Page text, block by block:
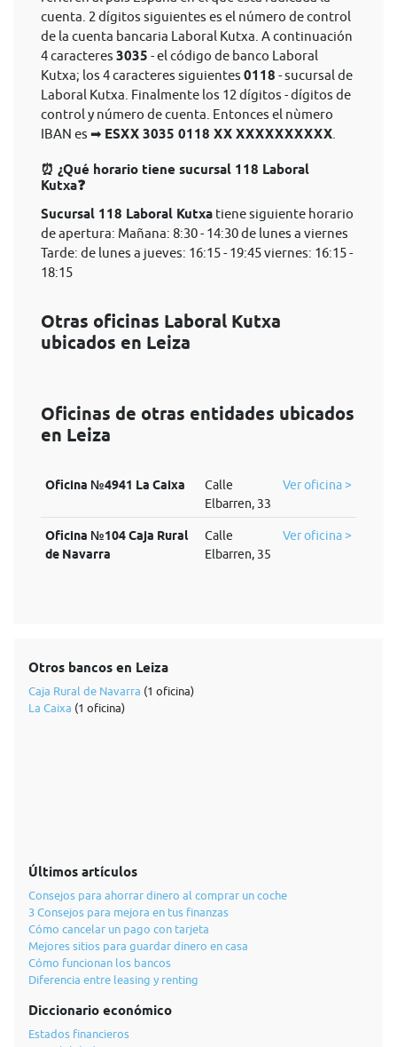
cuenta. 2 dígitos siguientes es el número de control
de la cuenta bancaria Laboral Kutxa. A continuación
4 caracteres 3035 - el código de banco Laboral
Kutxa; los 4 caracteres siguientes 0118 - sucursal de
Laboral Kutxa. Finalmente los 12 dígitos - dígitos de
control y número de cuenta. Entonces el nùmero
IBAN es ➡ ESXX 3035 0118 XX XXXXXXXXXX
⏰ ¿Qué horario tiene sucursal 118 Laboral
Kutxa❓
Sucursal 118 Laboral Kutxa tiene siguiente horario
de apertura: Mañana: 8:30 - 14:30 de lunes a viernes
Tarde: de lunes a jueves: 16:15 - 19:45 viernes: 16:15 -
18:15
Otras oficinas Laboral Kutxa
ubicados en Leiza
Oficinas de otras entidades ubicados
en Leiza
Oficina №4941 La Caixa
Calle
Elbarren, 33
Ver oficina >
Oficina №104 Caja Rural
de Navarra
Calle
Elbarren, 35
Ver oficina >
Otros bancos en Leiza
Caja Rural de Navarra (1 oficina)
La Caixa (1 oficina)
Últimos artículos
Consejos para ahorrar dinero al comprar un coche
3 Consejos para mejora en tus finanzas
Cómo cancelar un pago con tarjeta
Mejores sitios para guardar dinero en casa
Cómo funcionan los bancos
Diferencia entre leasing y renting
Diccionario económico
Estados financieros